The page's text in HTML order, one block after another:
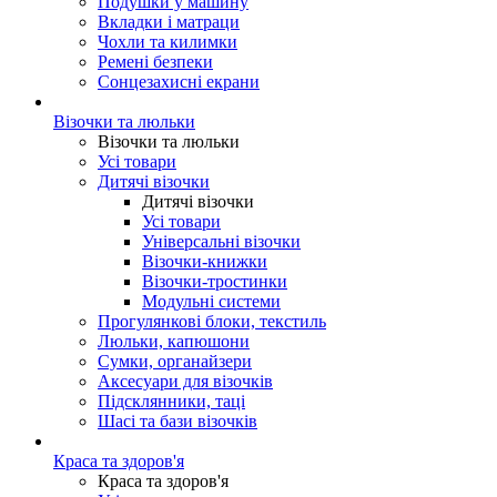
Вкладки і матраци
Чохли та килимки
Ремені безпеки
Сонцезахисні екрани
Візочки та люльки
Візочки та люльки
Усі товари
Дитячі візочки
Дитячі візочки
Усі товари
Універсальні візочки
Візочки-книжки
Візочки-тростинки
Модульні системи
Прогулянкові блоки, текстиль
Люльки, капюшони
Сумки, органайзери
Аксесуари для візочків
Підсклянники, таці
Шасі та бази візочків
Краса та здоров'я
Краса та здоров'я